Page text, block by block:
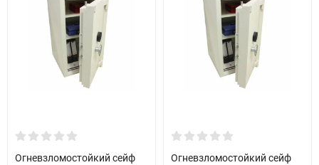
Огневзломостойкий сейф
Огневзломостойкий сейф